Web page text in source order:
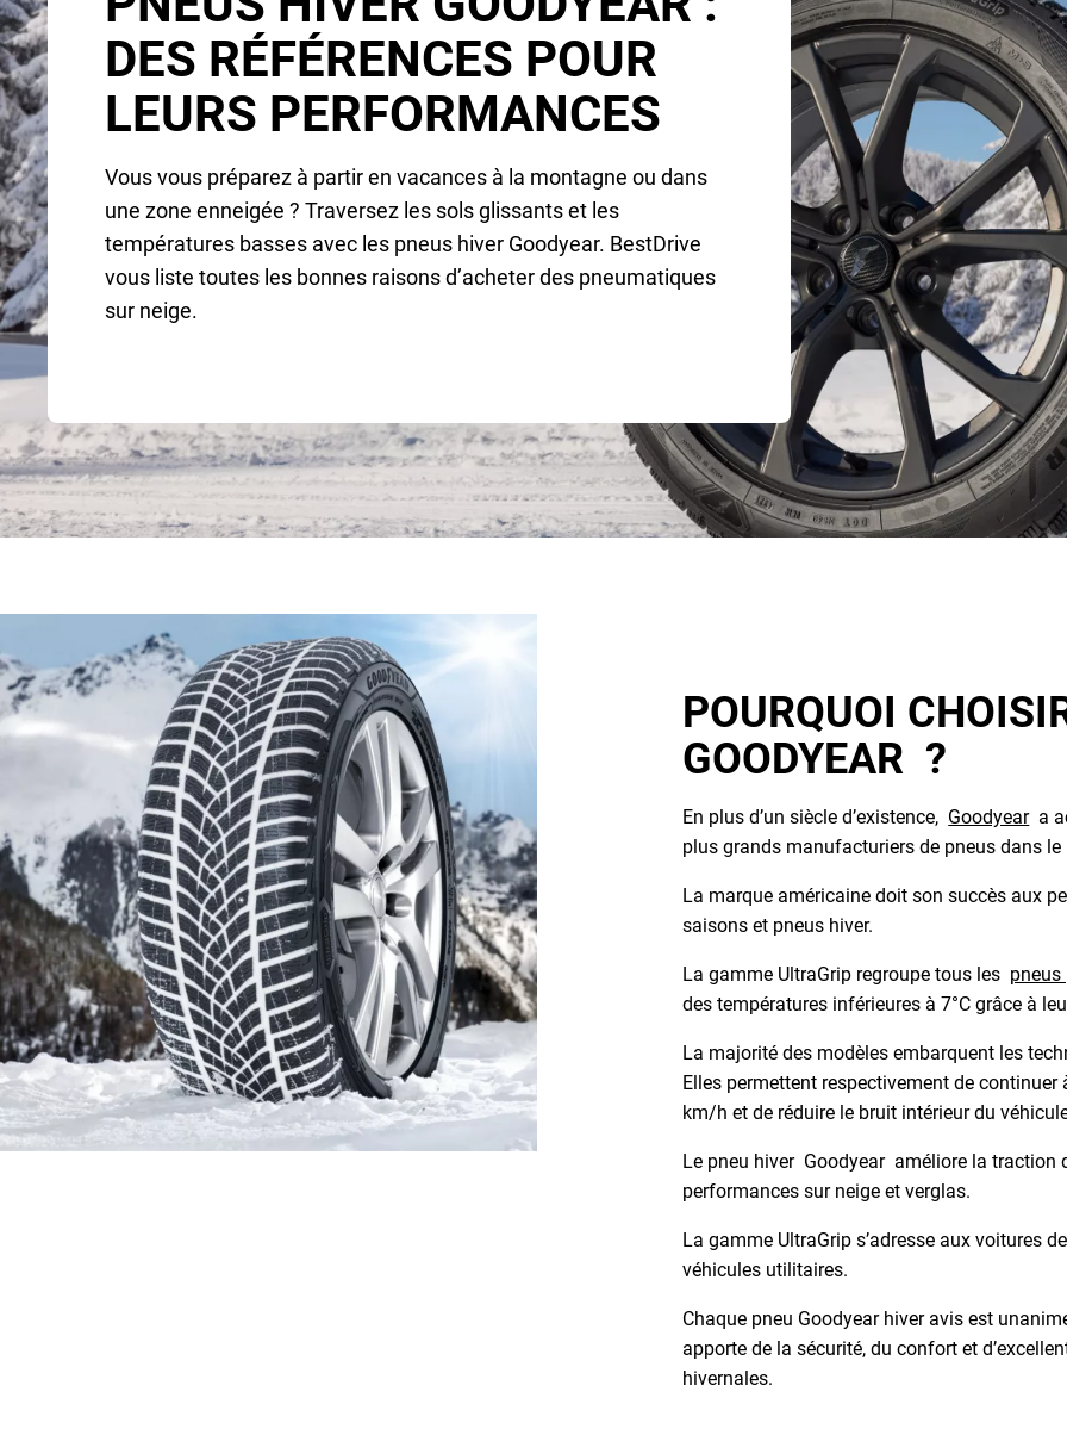
DES RÉFÉRENCES POUR
LEURS PERFORMANCES
Vous vous préparez à partir en vacances à la montagne ou dans
une zone enneigée ? Traversez les sols glissants et les
températures basses avec les pneus hiver Goodyear. BestDrive
vous liste toutes les bonnes raisons d’acheter des pneumatiques
sur neige.
POURQUOI
GOODYEAR ?
En plus d’un siècle d’existence, Goodyeara
plus grands manufacturiers de pneus dans le
La marque américaine doit son succès aux
saisons et pneus hiver.
La gamme UltraGrip regroupe tous les
des températures inférieures à 7°C grâce à
La majorité des modèles embarquent les
Elles permettent respectivement de continuer
km/h et de réduire le bruit intérieur du
Le pneu hiver Goodyear améliore la traction
performances sur neige et verglas.
La gamme UltraGrip s’adresse aux voitures
véhicules utilitaires.
Chaque pneu Goodyear hiver avis est
apporte de la sécurité, du confort et
hivernales.